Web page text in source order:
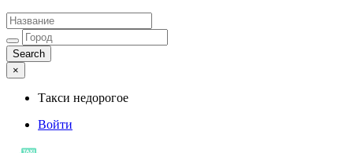
×
Такси недорогое
Войти